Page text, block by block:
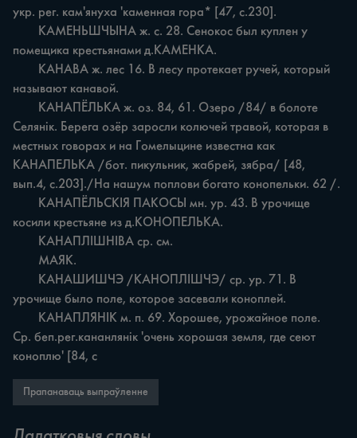
укр. рег. кам'януха 'каменная гора* [47, с.230].
помещика крестьянами д.КАМЕНКА.
называют канавой.
Селянік. Берега озёр заросли колючей травой, которая в
местных говорах и на Гомелыцине известна как
КАНАПЕЛЬКА /бот. пикульник, жабрей, зябра/ [48,
вып.4, с.203]./На нашум поплови богато конопельки. 62 /.
косили крестьяне из д.КОНОПЕЛЬКА.
урочище было поле, которое засевали коноплей.
Ср. беп.рег.кананлянік 'очень хорошая земля, где сеют
коноплю' [84, с
Прапанаваць выпраўленне